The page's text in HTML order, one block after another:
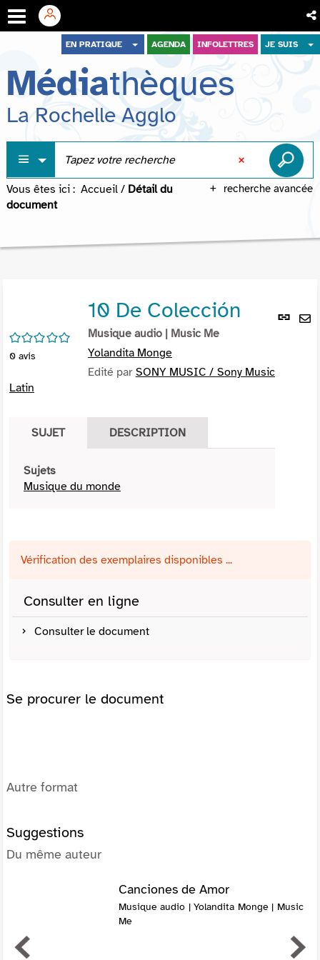
menu
contenu
recherche
EN PRATIQUE AGENDA INFOLETTRES JE SUIS
Médiathèques
La Rochelle Agglo
recherche avancée
Vous êtes ici : Accueil / Détail du
document
Lien
/5
0 avis
10 De Colección
Musique audio | Music Me
Yolandita Monge
Edité par SONY MUSIC / Sony Music
Latin
SUJET DESCRIPTION
Sujets
Musique du monde
Vérification des exemplaires disponibles ...
Consulter en ligne
Consulter le document
Se procurer le document
Autre format
Suggestions
Du même auteur
Canciones de Amor
Musique audio | Yolandita Monge | Music
Me